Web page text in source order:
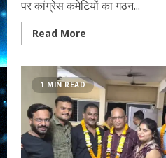
पर कांग्रेस कमेटियों का गठन...
Read More
more
मजबूत
करने
तिफरा
ब्लाक
की
बैठक
हुआ
संपन्न।
1 MIN READ